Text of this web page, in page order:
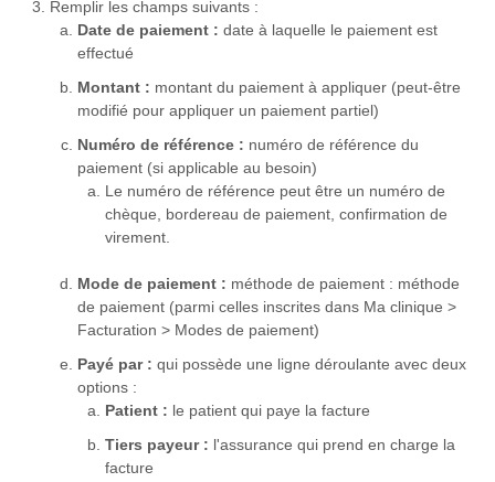
Remplir les champs suivants :
Date de paiement : date à laquelle le paiement est
effectué
Montant : montant du paiement à appliquer (peut-être
modifié pour appliquer un paiement partiel)
Numéro de référence : numéro de référence du
paiement (si applicable au besoin)
Le numéro de référence peut être un numéro de
chèque, bordereau de paiement, confirmation de
virement.
Mode de paiement : méthode de paiement : méthode
de paiement (parmi celles inscrites dans Ma clinique >
Facturation > Modes de paiement)
Payé par : qui possède une ligne déroulante avec deux
options :
Patient : le patient qui paye la facture
Tiers payeur : l'assurance qui prend en charge la
facture